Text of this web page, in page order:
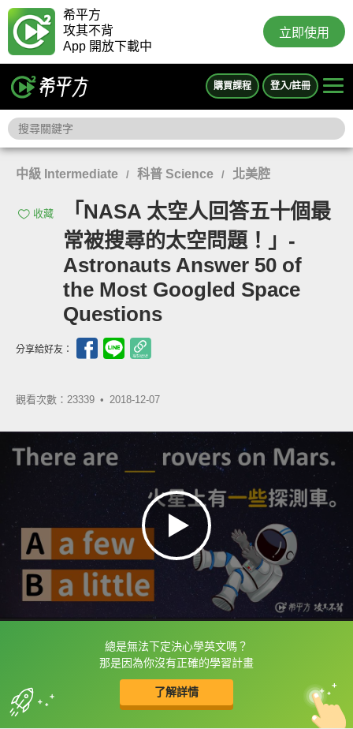
希平方
攻其不背
App 開放下載中
立即使用
購買課程 登入/註冊
中級 Intermediate / 科普 Science / 北美腔
收藏
「NASA 太空人回答五十個最
常被搜尋的太空問題！」-
Astronauts Answer 50 of
the Most Googled Space
Questions
分享給好友：
觀看次數：23339 • 2018-12-07
總是無法下定決心學英文嗎？
那是因為你沒有正確的學習計畫
了解詳情
框選或點兩下字幕可以直接查字典喔！
收錄佳句 中
英